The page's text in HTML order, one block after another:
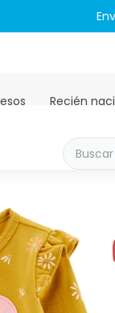
Envíos GRATIS
Recién